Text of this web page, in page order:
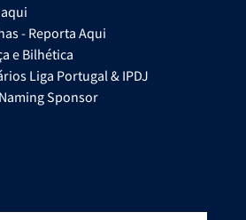
- Reporta Aqui
e Bilhética
Liga Portugal & IPDJ
Naming Sponsor